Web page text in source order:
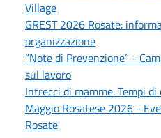
Village
GREST 2026 Rosate:
organizzazione
“Note di Prevenzione” -
sul lavoro
Intrecci di mamme. Tempi
Maggio Rosatese 2026 -
Rosate